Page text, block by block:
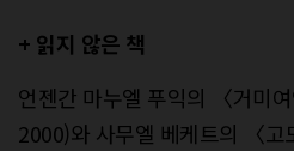
+ 읽지 않은 책
언젠간 마누엘 푸익의 〈거미
2000)와 사무엘 베케트의 〈